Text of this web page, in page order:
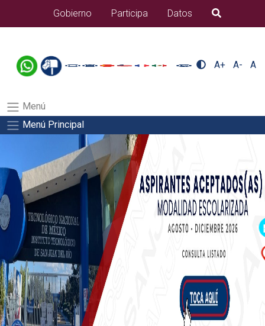
alumnos/residenciasSalida del comando:
Gobierno Participa Datos B�squeda
A+ A- A
Menú
Menú Principal